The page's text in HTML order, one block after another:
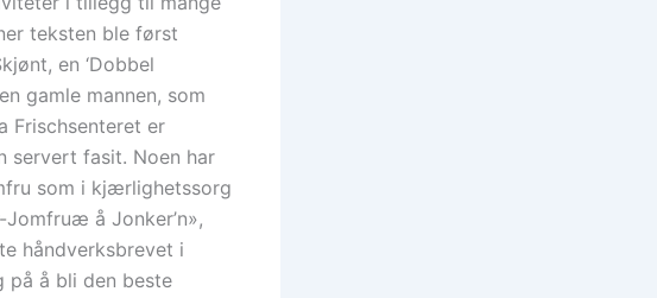
teksten ble først
en ‘Dobbel
gamle mannen, som
Frischsenteret er
servert fasit. Noen har
som i kjærlighetssorg
å Jonker’n»,
håndverksbrevet i
på å bli den beste